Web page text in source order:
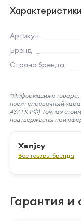
Характеристики
Артикул
Бренд
Страна бренда
*Информация о товаре,
носит справочный
437 ГК РФ). Точная
подтверждены при
Xenjoy
Все товары бренда
Гарантия и